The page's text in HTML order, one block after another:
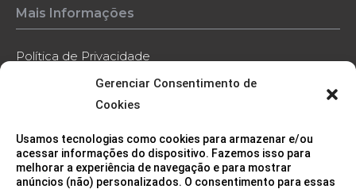
Gerenciar Consentimento de
Cookies
Usamos tecnologias como cookies para armazenar e/ou
acessar informações do dispositivo. Fazemos isso para
melhorar a experiência de navegação e para mostrar
anúncios (não) personalizados. O consentimento para essas
Mais Informações
Política de Privacidade
Política de Cookies
Contato